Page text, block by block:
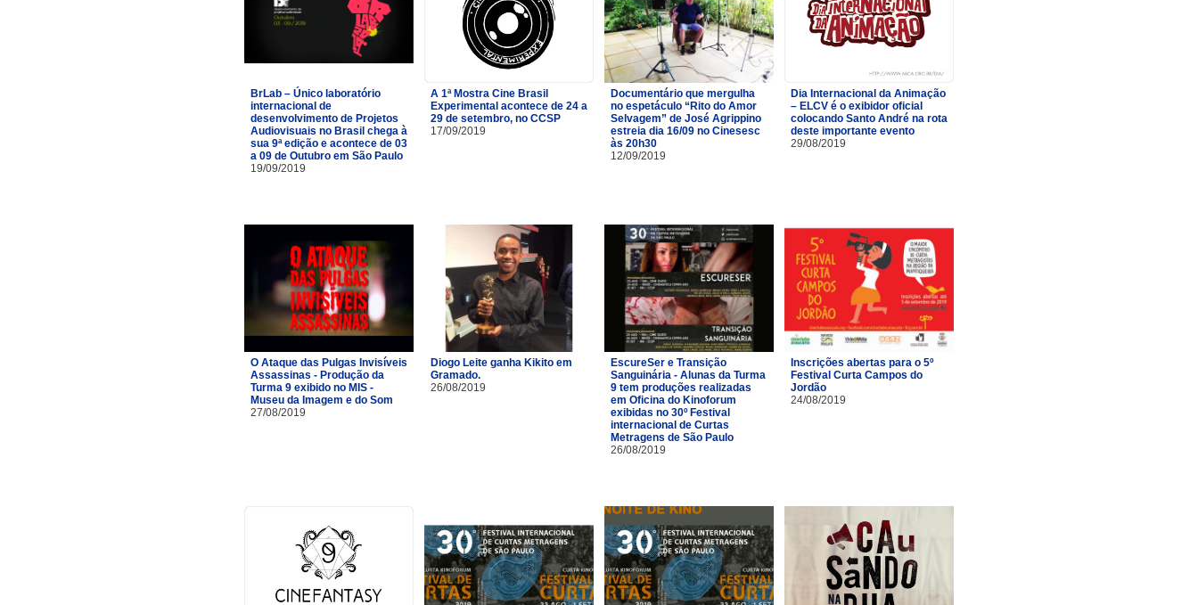
BrLab – Único laboratório
internacional de
desenvolvimento de Projetos
Audiovisuais no Brasil chega à
sua 9ª edição e acontece de 03
a 09 de Outubro em São Paulo
19/09/2019
A 1ª Mostra Cine Brasil
Experimental acontece de 24 a
29 de setembro, no CCSP
17/09/2019
Documentário que mergulha
no espetáculo “Rito do Amor
Selvagem” de José Agrippino
estreia dia 16/09 no Cinesesc
às 20h30
12/09/2019
Dia Internacional da Animação
– ELCV é o exibidor oficial
colocando Santo André na rota
deste importante evento
29/08/2019
O Ataque das Pulgas Invisíveis
Assassinas - Produção da
Turma 9 exibido no MIS -
Museu da Imagem e do Som
27/08/2019
Diogo Leite ganha Kikito em
Gramado.
26/08/2019
EscureSer e Transição
Sanguinária - Alunas da Turma
9 tem produções realizadas
em Oficina do Kinoforum
exibidas no 30º Festival
internacional de Curtas
Metragens de São Paulo
26/08/2019
Inscrições abertas para o 5º
Festival Curta Campos do
Jordão
24/08/2019